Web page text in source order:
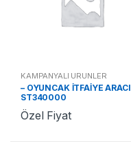
KAMPANYALI ÜRÜNLER
– OYUNCAK İTFAİYE ARACI
ST340000
Özel Fiyat